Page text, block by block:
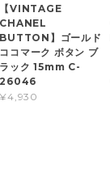
【VINTAGE
CHANEL
BUTTON】ゴールド
ココマーク ボタン ブ
ラック 15mm C-
26046
¥4,930